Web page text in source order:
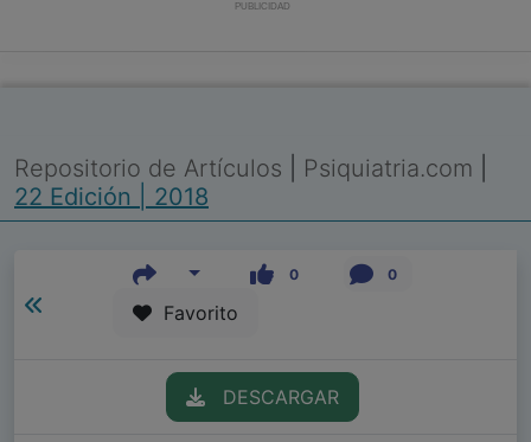
PUBLICIDAD
Repositorio de Artículos Psiquiatria.com
22 Edición | 2018
0 0
Favorito
DESCARGAR